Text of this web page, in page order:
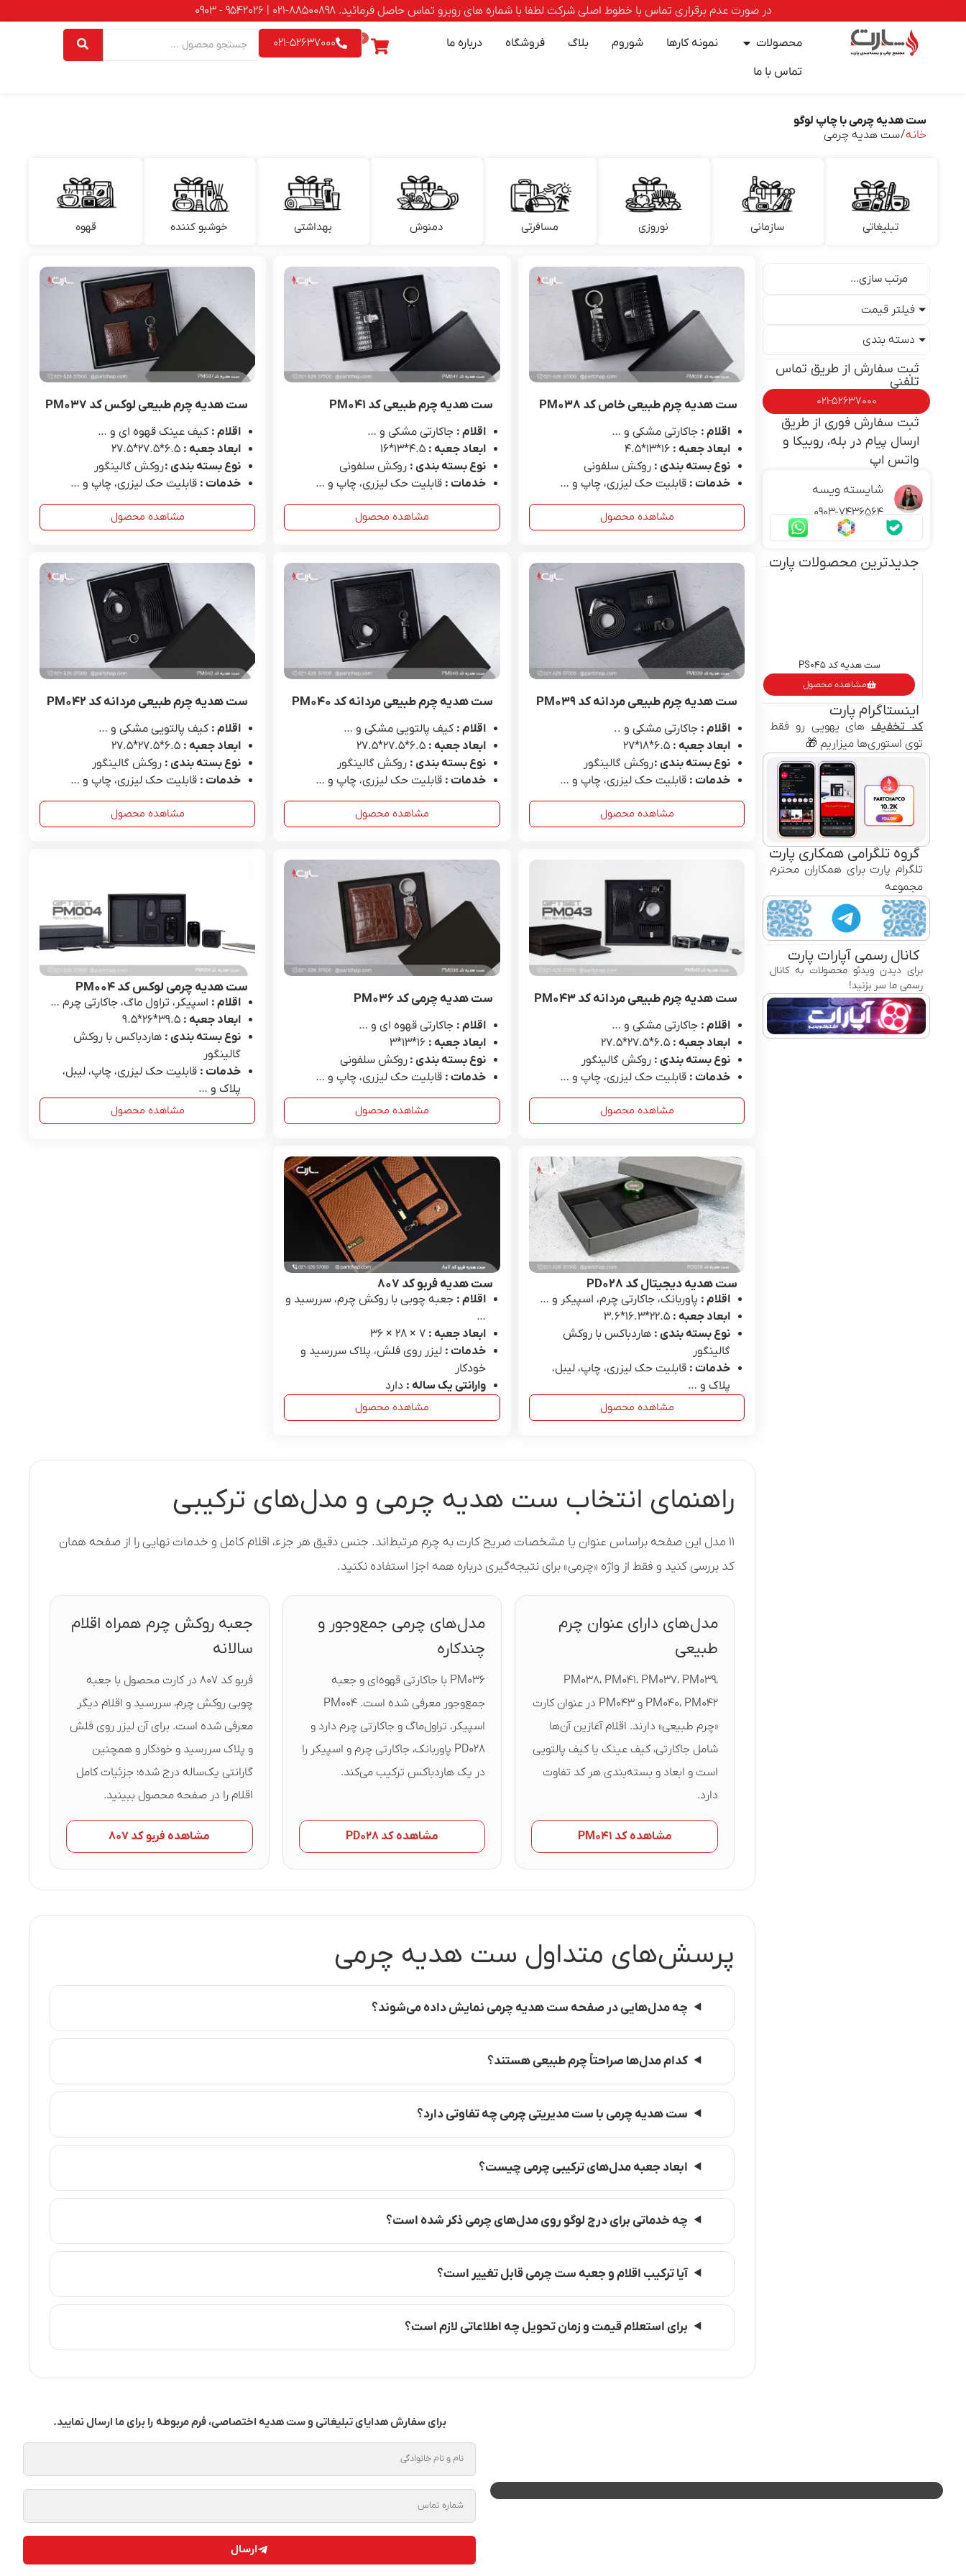
در صورت عدم برقراری تماس با خطوط اصلی شرکت لطفا با شماره های روبرو تماس حاصل فرمائید. 88500898-021 | 9542026 - 0903
محصولات نمونه کارها شوروم بلاگ فروشگاه
درباره ما
تماس با ما
0
021-52637000
ست هدیه چرمی با چاپ لوگو
خانه/ ست هدیه چرمی
تبلیغاتی سازمانی نوروزی مسافرتی دمنوش بهداشتی خوشبو کننده قهوه
فیلتر قیمت
دسته بندی
ثبت سفارش از طریق تماس
تلفنی
۰۲۱-۵۲۶۳۷۰۰۰
ثبت سفارش فوری از طریق
ارسال پیام در بله، روبیکا و
واتس اپ
شایسته ویسه
۰۹۰۳-۷۴۳۶۵۶۴
جدیدترین محصولات پارت
ست هدیه کد PS۰۴۵
مشاهده محصول
ست هدیه کد PH۰۰۹
ست هدیه کد PH۰۰۸
ست هدیه کد PF۰۰۲
ست هدیه کد PB۰۱۳
اینستاگرام پارت
کد تخفیف‌های یهویی رو فقط
توی استوری‌ها میزاریم 🎁
گروه تلگرامی همکاری پارت
تلگرام پارت برای همکاران محترم
مجموعه
کانال رسمی آپارات پارت
برای دیدن ویدئو محصولات به کانال
رسمی ما سر بزنید!
ست هدیه چرم طبیعی خاص کد PM۰۳۸
اقلام : جاکارتی مشکی و …
ابعاد جعبه :
نوع بسته بندی : روکش سلفونی
خدمات : قابلیت حک لیزری، چاپ و …
مشاهده محصول
ست هدیه چرم طبیعی کد PM۰۴۱
اقلام : جاکارتی مشکی و …
ابعاد جعبه : 4.۵*۱۳*۱۶
نوع بسته بندی : روکش سلفونی
خدمات : قابلیت حک لیزری، چاپ و …
مشاهده محصول
ست هدیه چرم طبیعی لوکس کد PM۰۳۷
اقلام : کیف عینک قهوه ای و …
ابعاد جعبه :
نوع بسته بندی :روکش گالینگور
خدمات : قابلیت حک لیزری، چاپ و …
مشاهده محصول
ست هدیه چرم طبیعی مردانه کد PM۰۳۹
اقلام : جاکارتی مشکی و ..
ابعاد جعبه :
نوع بسته بندی :روکش گالینگور
خدمات : قابلیت حک لیزری، چاپ و …
مشاهده محصول
ست هدیه چرم طبیعی مردانه کد PM۰۴۰
اقلام : کیف پالتویی مشکی و …
ابعاد جعبه : 6.۵*۲۷.۵*۲۷.۵
نوع بسته بندی : روکش گالینگور
خدمات : قابلیت حک لیزری، چاپ و …
مشاهده محصول
ست هدیه چرم طبیعی مردانه کد PM۰۴۲
اقلام : کیف پالتویی مشکی و …
ابعاد جعبه :
نوع بسته بندی : روکش گالینگور
خدمات : قابلیت حک لیزری، چاپ و …
مشاهده محصول
ست هدیه چرم طبیعی مردانه کد PM۰۴۳
اقلام : جاکارتی مشکی و …
ابعاد جعبه :
نوع بسته بندی : روکش گالینگور
خدمات : قابلیت حک لیزری، چاپ و …
مشاهده محصول
ست هدیه چرمی کد PM۰۳۶
اقلام : جاکارتی قهوه ای و …
ابعاد جعبه : 16*۱۳*۳
نوع بسته بندی :روکش سلفونی
خدمات : قابلیت حک لیزری، چاپ و …
مشاهده محصول
ست هدیه چرمی لوکس کد PM۰۰۴
اقلام : اسپیکر، تراول ماگ، جاکارتی چرم …
ابعاد جعبه :
نوع بسته بندی : هاردباکس با روکش
گالینگور
خدمات : قابلیت حک لیزری، چاپ، لیبل،
پلاک و …
مشاهده محصول
ست هدیه دیجیتال کد PD۰۲۸
اقلام : پاوربانک، جاکارتی چرم، اسپیکر و …
ابعاد جعبه :
نوع بسته بندی : هاردباکس با روکش
گالینگور
خدمات : قابلیت حک لیزری، چاپ، لیبل،
پلاک و …
مشاهده محصول
ست هدیه فربو کد ۸۰۷
اقلام : جعبه چوبی با روکش چرم، سررسید و
…
ابعاد جعبه : 7 × ۲۸ × ۳۶
خدمات : لیزر روی فلش، پلاک سررسید و
خودکار
وارانتی یک ساله : دارد
مشاهده محصول
راهنمای انتخاب ست هدیه چرمی و مدل‌های ترکیبی
۱۱ مدل این صفحه براساس عنوان یا مشخصات صریح کارت به چرم مرتبط‌اند. جنس دقیق هر جزء، اقلام کامل و خدمات نهایی را از صفحه همان
کد بررسی کنید و فقط از واژه «چرمی» برای نتیجه‌گیری درباره همه اجزا استفاده نکنید.
مدل‌های دارای عنوان چرم
طبیعی
PM۰۳۸، PM۰۴۱، PM۰۳۷، PM۰۳۹،
PM۰۴۰، PM۰۴۲ و PM۰۴۳ در عنوان کارت
«چرم طبیعی» دارند. اقلام آغازین آن‌ها
شامل جاکارتی، کیف عینک یا کیف پالتویی
است و ابعاد و بسته‌بندی هر کد تفاوت
دارد.
مشاهده کد PM۰۴۱
مدل‌های چرمی جمع‌وجور و
چندکاره
PM۰۳۶ با جاکارتی قهوه‌ای و جعبه
جمع‌وجور معرفی شده است. PM۰۰۴
اسپیکر، تراول‌ماگ و جاکارتی چرم دارد و
PD۰۲۸ پاوربانک، جاکارتی چرم و اسپیکر را
در یک هاردباکس ترکیب می‌کند.
مشاهده کد PD۰۲۸
جعبه روکش چرم همراه اقلام
سالانه
فربو کد ۸۰۷ در کارت محصول با جعبه
چوبی روکش چرم، سررسید و اقلام دیگر
معرفی شده است. برای آن لیزر روی فلش
و پلاک سررسید و خودکار و همچنین
گارانتی یک‌ساله درج شده؛ جزئیات کامل
اقلام را در صفحه محصول ببینید.
مشاهده فربو کد ۸۰۷
پرسش‌های متداول ست هدیه چرمی
چه مدل‌هایی در صفحه ست هدیه چرمی نمایش داده می‌شوند؟
کدام مدل‌ها صراحتاً چرم طبیعی هستند؟
ست هدیه چرمی با ست مدیریتی چرمی چه تفاوتی دارد؟
ابعاد جعبه مدل‌های ترکیبی چرمی چیست؟
چه خدماتی برای درج لوگو روی مدل‌های چرمی ذکر شده است؟
آیا ترکیب اقلام و جعبه ست چرمی قابل تغییر است؟
برای استعلام قیمت و زمان تحویل چه اطلاعاتی لازم است؟
برای سفارش هدایای تبلیغاتی و ست هدیه اختصاصی، فرم مربوطه را برای ما ارسال نمایید.
ارسال